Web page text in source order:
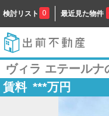
検討リスト 0 最近見た物件
ヴィラ エテールナ
賃料 ***万円